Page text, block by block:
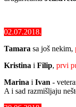
02.07.2018.
Tamara sa još nekim,
Kristina i Filip, prvi
Marina i Ivan -
A i sad razmišljaju